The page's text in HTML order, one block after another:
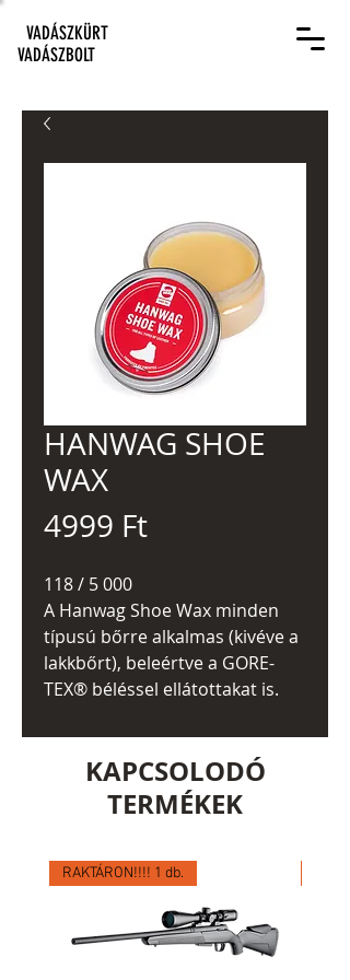
VADÁSZKÜRT
VADÁSZBOLT
HANWAG SHOE
WAX
4999 FtÁr
118 / 5 000
A Hanwag Shoe Wax minden
típusú bőrre alkalmas (kivéve a
lakkbőrt), beleértve a GORE-
TEX® béléssel ellátottakat is.
KAPCSOLODÓ
TERMÉKEK
RAKTÁRON!!!! 1 db.